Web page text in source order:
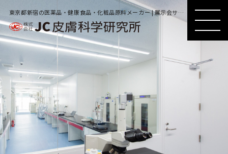
東京都新宿の医薬品・健康食品・化粧品原料メーカー | 展示会サンプル